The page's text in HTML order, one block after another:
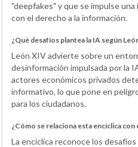
"deepfakes" y que se impulse
con el derecho a la información.
¿Qué desafíos plantea la IA según
León XIV advierte sobre un
desinformación impulsada por la
actores económicos privados
informativo, lo que pone en
para los ciudadanos.
¿Cómo se relaciona esta encíclica
La encíclica reconoce los